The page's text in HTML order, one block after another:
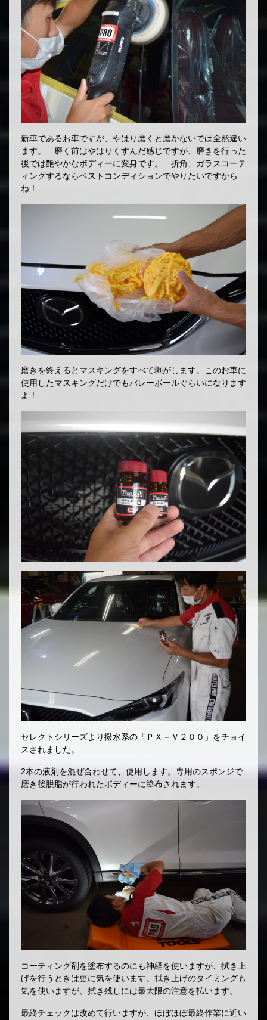
新車であるお車ですが、やはり磨くと磨かないでは全然違い
ます。 磨く前はやはりくすんだ感じですが、磨きを行った
後では艶やかなボディーに変身です。 折角、ガラスコーテ
ィングするならベストコンディションでやりたいですから
ね！
磨きを終えるとマスキングをすべて剥がします。このお車に
使用したマスキングだけでもバレーボールぐらいになります
よ！
セレクトシリーズより撥水系の「ＰＸ－Ｖ２００」をチョイ
スされました。
2本の液剤を混ぜ合わせて、使用します。専用のスポンジで
磨き後脱脂が行われたボディーに塗布されます。
コーティング剤を塗布するのにも神経を使いますが、拭き上
げを行うときは更に気を使います。拭き上げのタイミングも
気を使いますが、拭き残しには最大限の注意を払います。
最終チェックは改めて行いますが、ほぼほぼ最終作業に近い